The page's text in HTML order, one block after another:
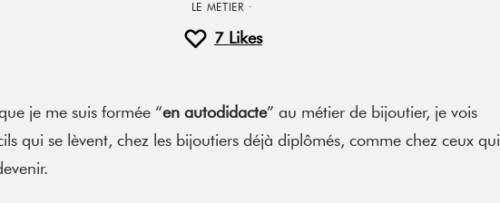
LE METIER·
7 Likes
je me suis formée “en autodidacte” au métier de bijoutier, je vois
qui se lèvent, chez les bijoutiers déjà diplômés, comme chez ceux qui